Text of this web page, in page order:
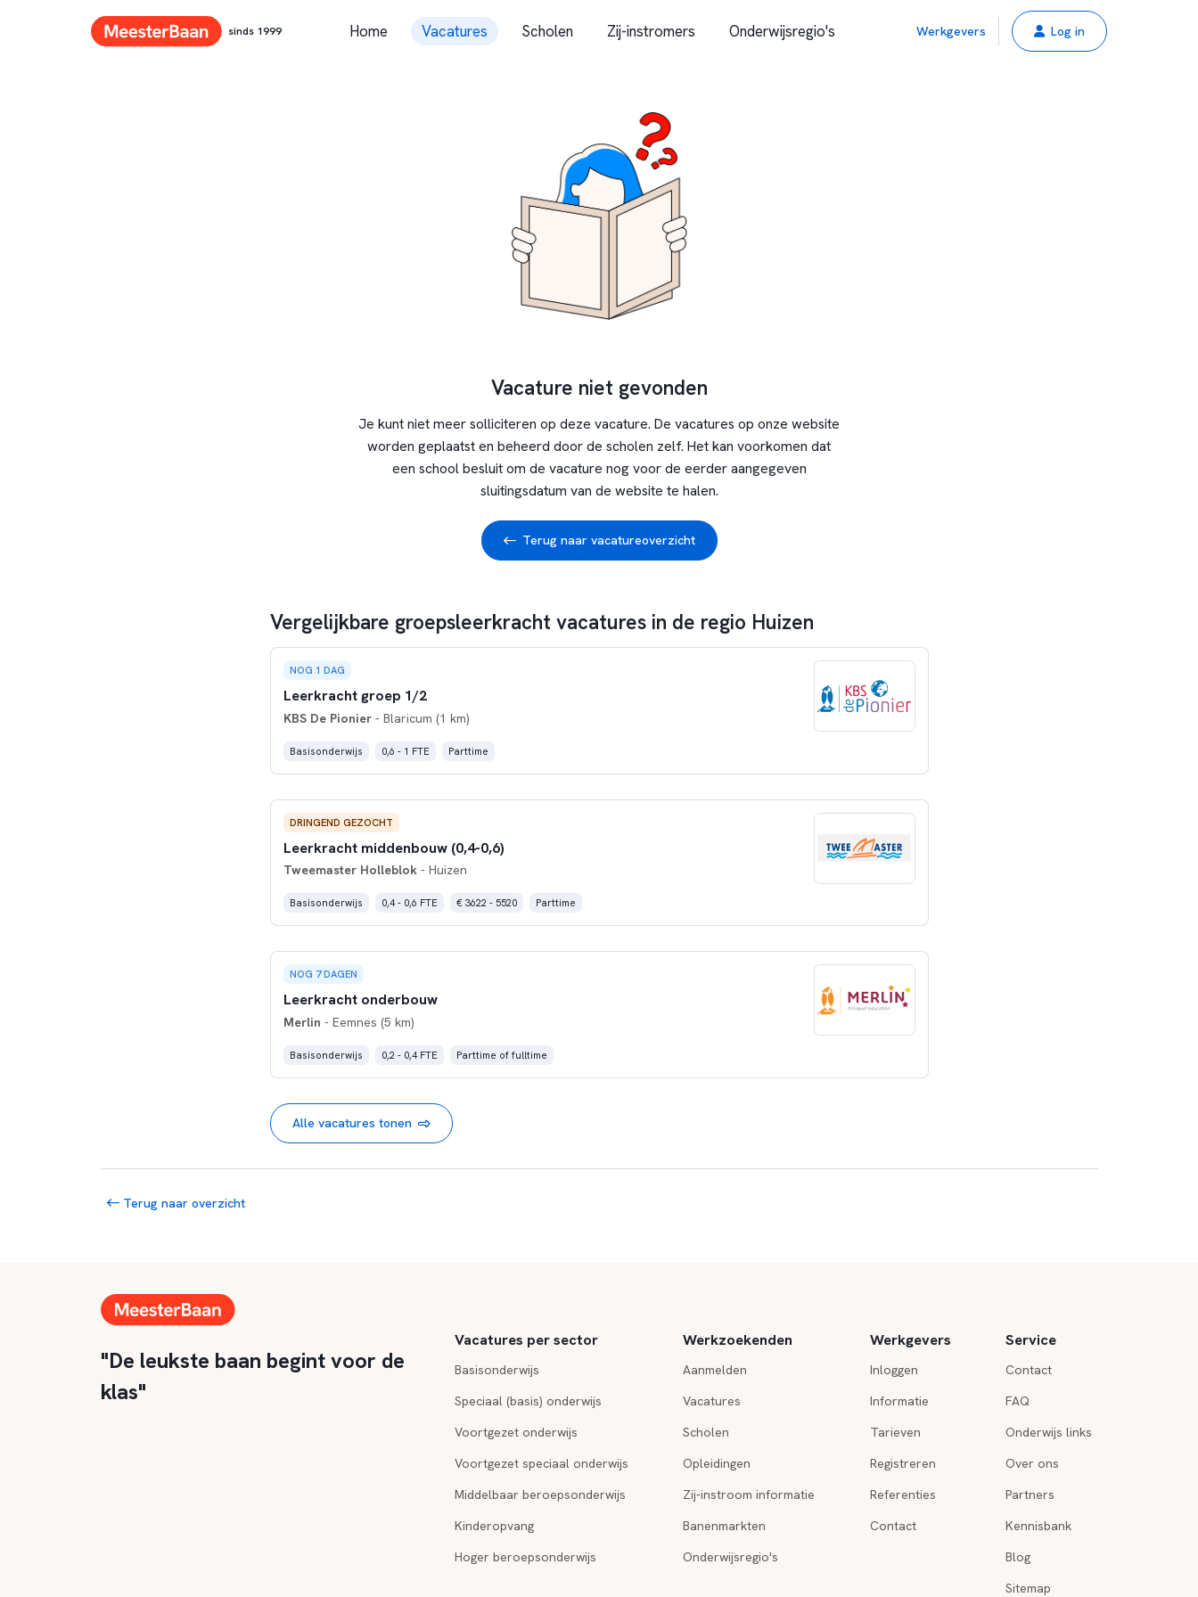
sinds 1999 Home Vacatures Scholen Zij-instromers Onderwijsregio's Werkgevers Log in
Vacature niet gevonden
Je kunt niet meer solliciteren op deze vacature. De vacatures op onze website
worden geplaatst en beheerd door de scholen zelf. Het kan voorkomen dat
een school besluit om de vacature nog voor de eerder aangegeven
sluitingsdatum van de website te halen.
Terug naar vacatureoverzicht
Vergelijkbare groepsleerkracht vacatures in de regio Huizen
NOG 1 DAG
Leerkracht groep 1/2
KBS De Pionier- Blaricum (1 km)
Basisonderwijs 0,6 - 1 FTE Parttime
DRINGEND GEZOCHT
Leerkracht middenbouw (0,4-0,6)
Tweemaster Holleblok- Huizen
Basisonderwijs 0,4 - 0,6 FTE € 3622 - 5520 Parttime
NOG 7 DAGEN
Leerkracht onderbouw
Merlin - Eemnes (5 km)
Basisonderwijs 0,2 - 0,4 FTE Parttime of fulltime
Alle vacatures tonen
Terug naar overzicht
"De leukste baan begint voor de
klas"
Vacatures per sector
Basisonderwijs
Speciaal (basis) onderwijs
Voortgezet onderwijs
Voortgezet speciaal onderwijs
Middelbaar beroepsonderwijs
Kinderopvang
Hoger beroepsonderwijs
Werkzoekenden
Aanmelden
Vacatures
Scholen
Opleidingen
Zij-instroom informatie
Banenmarkten
Onderwijsregio's
Werkgevers
Inloggen
Informatie
Tarieven
Registreren
Referenties
Contact
Service
Contact
FAQ
Onderwijs links
Over ons
Partners
Kennisbank
Blog
Sitemap